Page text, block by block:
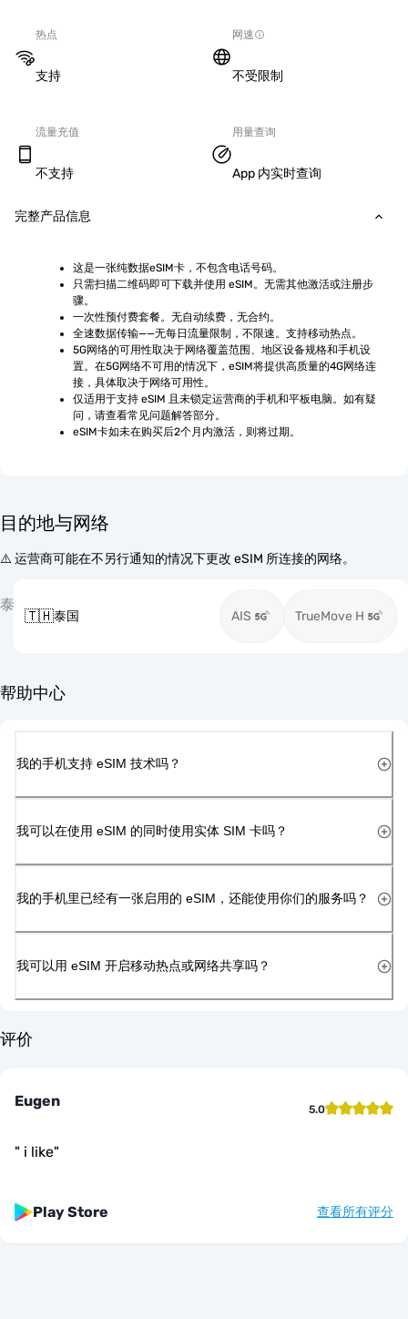
热点
支持
网速
不受限制
流量充值
不支持
用量查询
App 内实时查询
完整产品信息
这是一张纯数据eSIM卡，不包含电话号码。
只需扫描二维码即可下载并使用 eSIM。无需其他激活或注册步
骤。
一次性预付费套餐。无自动续费，无合约。
全速数据传输——无每日流量限制，不限速。支持移动热点。
5G网络的可用性取决于网络覆盖范围、地区设备规格和手机设
置。在5G网络不可用的情况下，eSIM将提供高质量的4G网络连
接，具体取决于网络可用性。
仅适用于支持 eSIM 且未锁定运营商的手机和平板电脑。如有疑
问，请查看常见问题解答部分。
eSIM卡如未在购买后2个月内激活，则将过期。
目的地与网络
⚠️ 运营商可能在不另行通知的情况下更改 eSIM 所连接的网络。
泰
🇹🇭泰国 AIS TrueMove H
帮助中心
我的手机支持 eSIM 技术吗？
我可以在使用 eSIM 的同时使用实体 SIM 卡吗？
我的手机里已经有一张启用的 eSIM，还能使用你们的服务吗？
我可以用 eSIM 开启移动热点或网络共享吗？
评价
Eugen 5.0
" i like"
Play Store 查看所有评分